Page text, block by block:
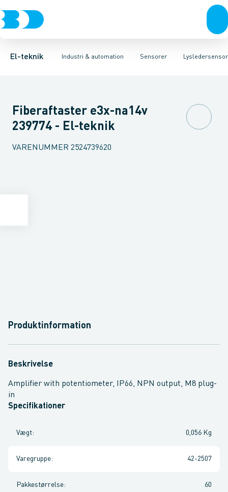
El-teknik Industri & automation
Afbrydere, stikkontakter & lampeudtagForgreningsmateriel
Sensorer
Industristiksystemer Frekvensomformere og softstartere
Trykafbryder Induktiv aftasterEnvejs lysgitter
Fiberaftaster e3x-na14v
239774 - El-teknik
VARENUMMER 2524739620
Produktinformation
Beskrivelse
Amplifier with potentiometer, IP66, NPN output, M8 plug-
in
Specifikationer
Vægt: 0,056 Kg
Varegruppe: 42-2507
Pakkestørrelse: 60